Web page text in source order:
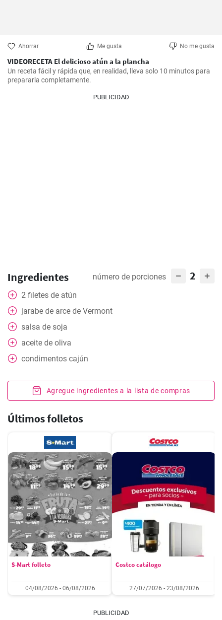
Ahorrar Me gusta No me gusta
VIDEORECETA El delicioso atún a la plancha
Un receta fácil y rápida que, en realidad, lleva solo 10 minutos para
prepararla completamente.
PUBLICIDAD
Ingredientes número de porciones 2
2 filetes de atún
jarabe de arce de Vermont
salsa de soja
aceite de oliva
condimentos cajún
Agregue ingredientes a la lista de compras
Últimos folletos
S-Mart folleto
04/08/2026 - 06/08/2026
Costco catálogo
27/07/2026 - 23/08/2026
PUBLICIDAD